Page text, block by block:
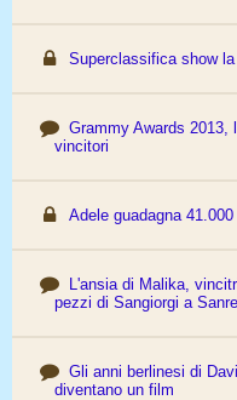
Superclassifica show
Grammy Awards 2013,
vincitori
Adele guadagna
L'ansia di Malika,
pezzi di Sangiorgi a
Gli anni berlinesi di
diventano un film